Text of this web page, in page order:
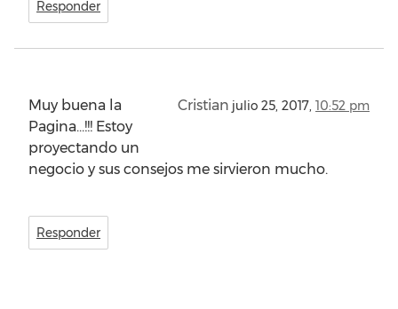
Responder
Cristian julio 25, 2017, 10:52 pm
Muy buena la
Pagina…!!! Estoy
proyectando un
negocio y sus consejos me sirvieron mucho.
Responder